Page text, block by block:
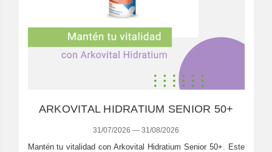
ARKOVITAL HIDRATIUM SENIOR 50+
31/07/2026 — 31/08/2026
Mantén tu vitalidad con Arkovital Hidratium Senior 50+. Este